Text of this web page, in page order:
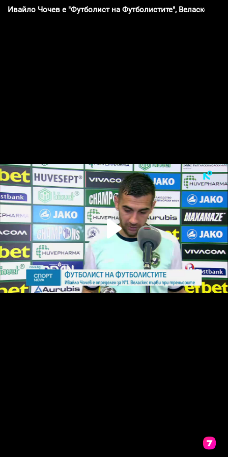
Ивайло Чочев е "Футболист на Футболистите", Веласкес е